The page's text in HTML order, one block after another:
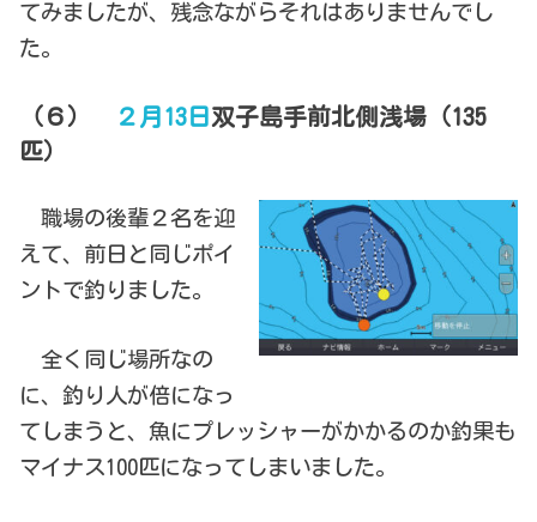
てみましたが、残念ながらそれはありませんでし
た。
（６） ２月13日 双子島手前北側浅場（135
匹）
職場の後輩２名を迎
えて、前日と同じポイ
ントで釣りました。
全く同じ場所なの
に、釣り人が倍になっ
てしまうと、魚にプレッシャーがかかるのか釣果も
マイナス100匹になってしまいました。